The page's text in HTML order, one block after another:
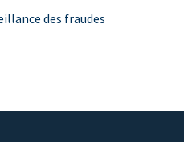
des fraudes